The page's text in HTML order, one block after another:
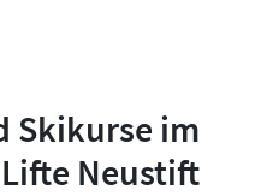
Skikurse im
Neustift